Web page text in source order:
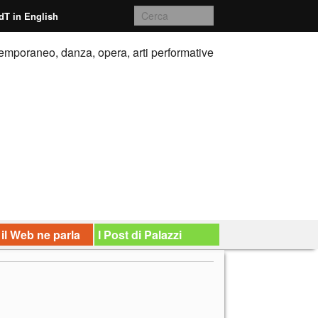
in English
danza, opera, arti performative
Web ne parla I Post di Palazzi